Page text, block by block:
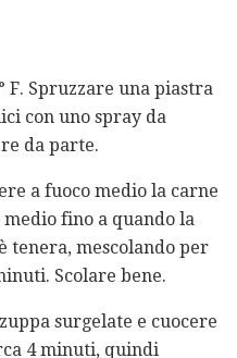
F. Spruzzare una piastra
con uno spray da
da parte.
a fuoco medio la carne
fino a quando la
tenera, mescolando per
Scolare bene.
surgelate e cuocere
4 minuti, quindi